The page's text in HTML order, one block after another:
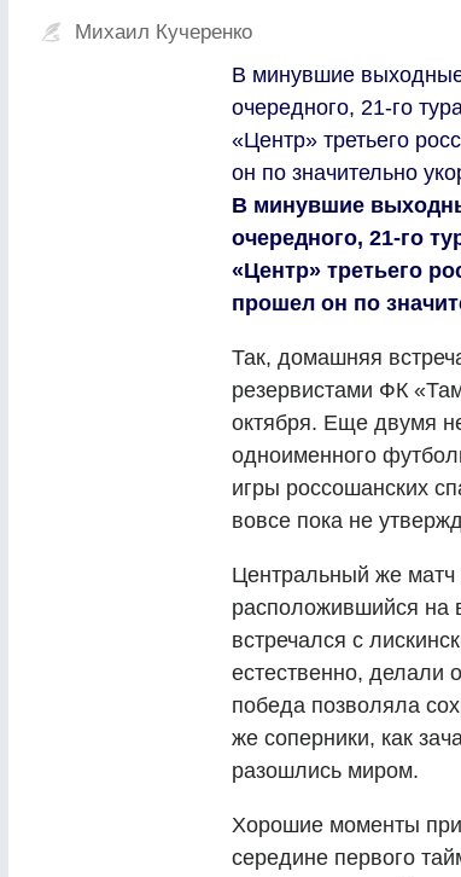
Михаил Кучеренко
В минувшие
очередного, 21-го
«Центр» третьего
он по значительно
В минувшие
очередного, 21-го
«Центр» третьего
прошел он по
Так, домашняя
резервистами ФК
октября. Еще двумя
одноименного
игры россошанских
вовсе пока не
Центральный же матч
расположившийся
встречался с
естественно, делали
победа позволяла
же соперники, как
разошлись миром.
Хорошие моменты
середине первого